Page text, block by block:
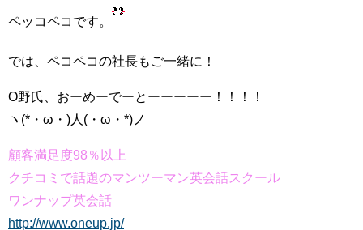
ペッコペコです。
では、ペコペコの社長もご一緒に！
O野氏、おーめーでーとーーーーー！！！！
ヽ(*・ω・)人(・ω・*)ノ
顧客満足度98％以上
クチコミで話題のマンツーマン英会話スクール
ワンナップ英会話
http://www.oneup.jp/